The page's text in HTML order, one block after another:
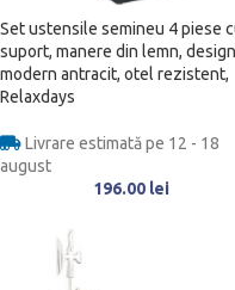
Set ustensile semineu 4 piese
suport, manere din lemn, design
modern antracit, otel rezistent,
Relaxdays
Livrare estimată pe 12 - 18
august
196.00 lei